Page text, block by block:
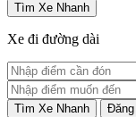
Tìm Xe Nhanh
Xe đi đường dài
Tìm Xe Nhanh